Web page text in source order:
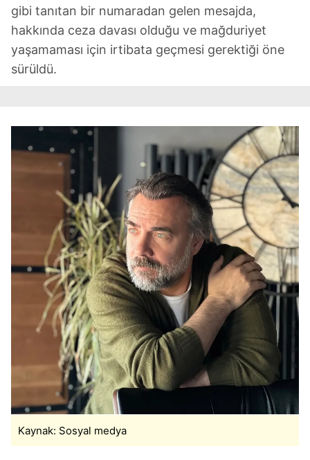
gibi tanıtan bir numaradan gelen mesajda,
hakkında ceza davası olduğu ve mağduriyet
yaşamaması için irtibata geçmesi gerektiği öne
sürüldü.
Kaynak: Sosyal medya